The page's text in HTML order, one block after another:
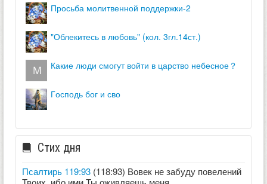
просьба молитвенной поддержки-2
"облекитесь в любовь" (кол. 3гл.14ст.)
какие люди смогут войти в царство небесное？
господь бог и сво
Стих дня
Псалтирь 119:93 (118:93) Вовек не забуду повелений